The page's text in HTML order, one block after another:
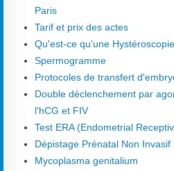
Paris
Tarif et prix des actes
Qu'est-ce qu'une
Spermogramme
Protocoles de transfert
Double déclenchement par
l'hCG et FIV
Test ERA (Endometrial
Dépistage Prénatal Non Invasif
Mycoplasma genitalium